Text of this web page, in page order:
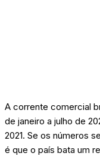
A corrente comercial
de janeiro a julho de
2021. Se os números
é que o país bata um